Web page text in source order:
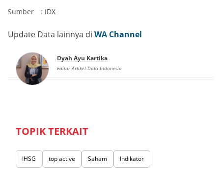
Sumber : IDX
Update Data lainnya di WA Channel
Dyah Ayu Kartika
Editor Artikel Data Indonesia
TOPIK TERKAIT
IHSG top active Saham Indikator